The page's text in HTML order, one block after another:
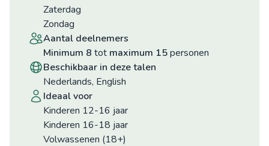
zaterdag
zondag
aantal deelnemers
minimum 8 tot maximum 15personen
beschikbaar in deze talen
Nederlands, English
ideaal voor
Kinderen 12-16 jaar
Kinderen 16-18 jaar
Volwassenen (18+)